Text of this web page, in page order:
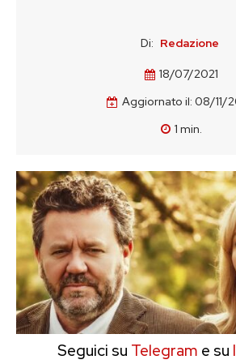
Di: Redazione
18/07/2021
Aggiornato il: 08/11/
1 min.
Seguici su Telegram e su